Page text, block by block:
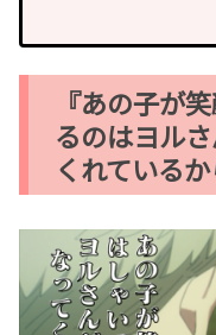
『あの子が
るのはヨル
くれている